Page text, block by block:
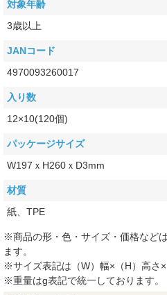
対象年齢
3歳以上
JANコード
4970093260017
入り数
12×10(120個)
パッケージサイズ
W197ｘH260ｘD3mm
材質
紙、TPE
※商品の形・色・サイズ・価格など
ます。
※サイズ表記は（W）幅×（H）高さ×
※重量はg表記で統一しております。